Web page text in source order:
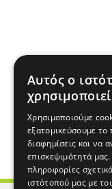
Αυτός ο
Χρησιμοποιούμε
εξατομικεύσουμε το
διαφημίσεις και να
επισκεψιμότητά
πληροφορίες
ιστότοπού μας με